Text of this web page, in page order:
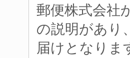
郵便株式会社
の説明があり
届けとなりま